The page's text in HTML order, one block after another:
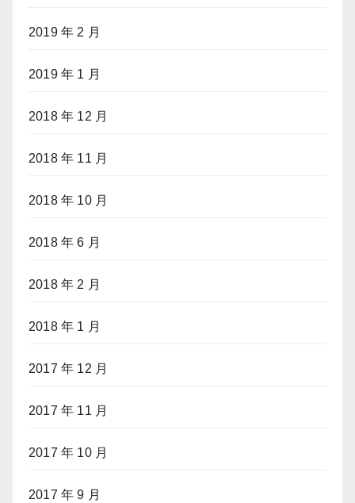
2019 年 2 月
2019 年 1 月
2018 年 12 月
2018 年 11 月
2018 年 10 月
2018 年 6 月
2018 年 2 月
2018 年 1 月
2017 年 12 月
2017 年 11 月
2017 年 10 月
2017 年 9 月